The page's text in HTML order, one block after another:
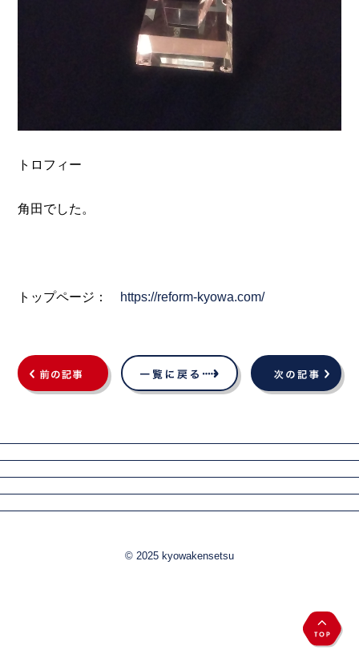
トロフィー
角田でした。
トップページ： https://reform-kyowa.com/
© 2025 kyowakensetsu